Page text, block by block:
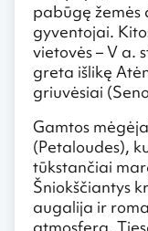
pabūgę žemės
gyventojai.
vietovės – V a.
greta išlikę
griuvėsiai
Gamtos
(Petaloudes),
tūkstančiai
Šniokščiantys
augalija ir